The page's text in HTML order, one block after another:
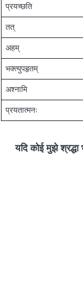
प्रयच्छति
तत्
अहम्
भक्त्युपहृतम्
अश्नामि
प्रयतात्मनः
यदि कोई मुझे